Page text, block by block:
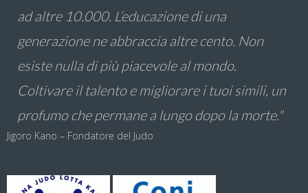
ad altre 10.000. L’educazione di una
generazione ne abbraccia altre cento. Non
esiste nulla di più piacevole al mondo.
Coltivare il talento e migliorare i tuoi simili, un
profumo che permane a lungo dopo la morte."
Jigoro Kano – Fondatore del Judo